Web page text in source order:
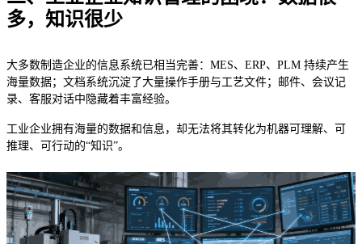
多，知识很少
大多数制造企业的信息系统已相当完善：MES、ERP、PLM 持续产生
海量数据；文档系统沉淀了大量操作手册与工艺文件；邮件、会议记
录、客服对话中隐藏着丰富经验。
工业企业拥有海量的数据和信息，却无法将其转化为机器可理解、可
推理、可行动的“知识”。